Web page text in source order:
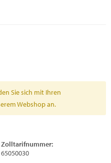
Sie sich mit Ihren
Webshop an.
Zolltarifnummer:
65050030